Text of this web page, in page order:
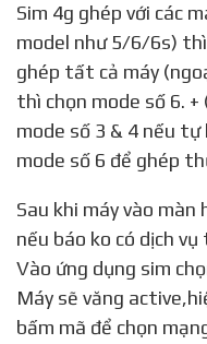
Sim 4g ghép với các
model như 5/6/6s) thì
ghép tất cả máy
thì chọn mode số 6.
mode số 3 & 4 nếu
mode số 6 để ghép
Sau khi máy vào màn hình chính có sóng thì thôi &
nếu báo ko có dịch
Vào ứng dụng sim
Máy sẽ văng
bấm mã để chọn